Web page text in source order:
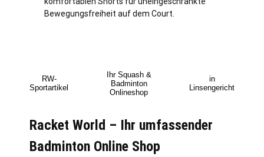
Bewegungsfreiheit auf dem Court.
RW-
Sportartikel
Ihr Squash &
Badminton
Onlineshop
in
Linsengericht
Racket World – Ihr umfassender
Badminton Online Shop